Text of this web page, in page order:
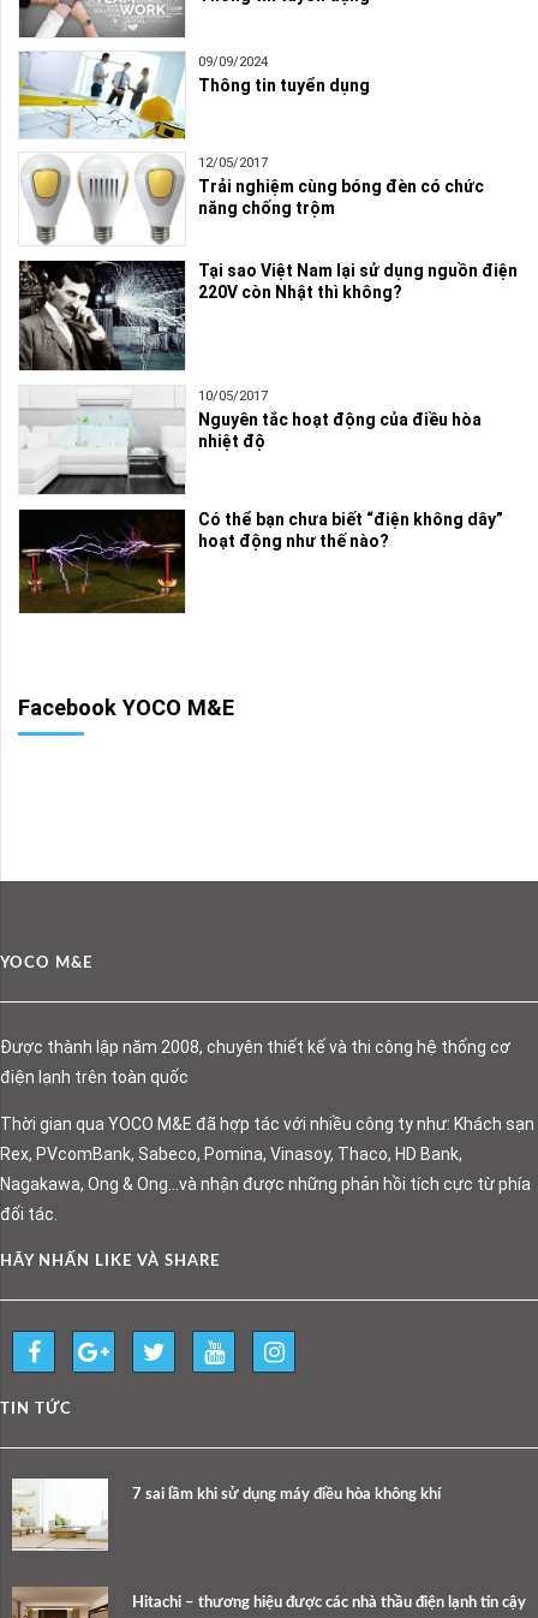
09/09/2024
Thông tin tuyển dụng
12/05/2017
Trải nghiệm cùng bóng đèn có chức
năng chống trộm
Tại sao Việt Nam lại sử dụng nguồn điện
220V còn Nhật thì không?
10/05/2017
Nguyên tắc hoạt động của điều hòa
nhiệt độ
Có thể bạn chưa biết “điện không dây”
hoạt động như thế nào?
Facebook YOCO M&E
YOCO M&E
Được thành lập năm 2008, chuyên thiết kế và thi công hệ thống cơ
điện lạnh trên toàn quốc
Thời gian qua YOCO M&E đã hợp tác với nhiều công ty như: Khách sạn
Rex, PVcomBank, Sabeco, Pomina, Vinasoy, Thaco, HD Bank,
Nagakawa, Ong & Ong…và nhận được những phản hồi tích cực từ phía
đối tác.
HÃY NHẤN LIKE VÀ SHARE
TIN TỨC
7 sai lầm khi sử dụng máy điều hòa không khí
Hitachi – thương hiệu được các nhà thầu điện lạnh tin cậy